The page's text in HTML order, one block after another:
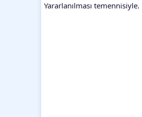
Yararlanılması temennisiyle.